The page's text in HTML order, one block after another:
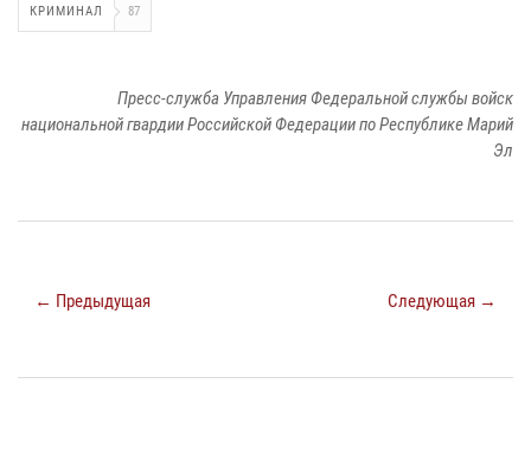
КРИМИНАЛ 87
Пресс-служба Управления Федеральной службы войск
национальной гвардии Российской Федерации по Республике Марий
Эл
← Предыдущая Следующая →